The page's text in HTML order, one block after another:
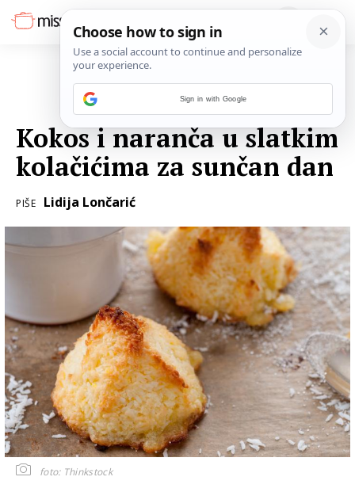
Kokos i naranča u slatkim
kolačićima za sunčan dan
PIŠE Lidija Lončarić
foto: Thinkstock
Sign in with Google